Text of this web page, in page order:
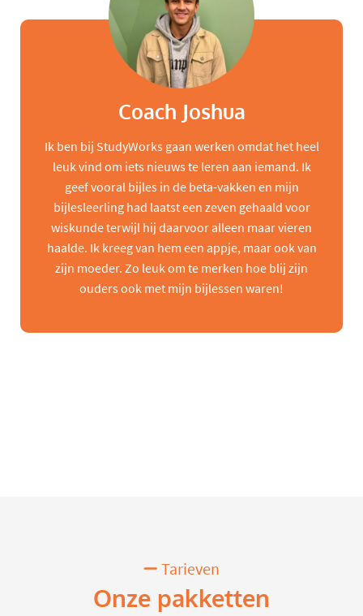
Coach Joshua
Ik ben bij StudyWorks gaan werken omdat het heel
leuk vind om iets nieuws te leren aan iemand. Ik
geef vooral bijles in de beta-vakken en mijn
bijlesleerling had laatst een zeven gehaald voor
wiskunde terwijl hij daarvoor alleen maar vieren
haalde. Ik kreeg van hem een appje, maar ook van
zijn moeder. Zo leuk om te merken hoe blij zijn
ouders ook met mijn bijlessen waren!
Tarieven
Onze pakketten